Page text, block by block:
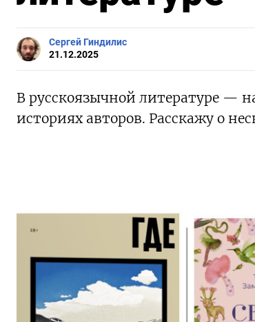
Сергей Гиндилис
21.12.2025
В русскоязычной литературе —
историях авторов. Расскажу о